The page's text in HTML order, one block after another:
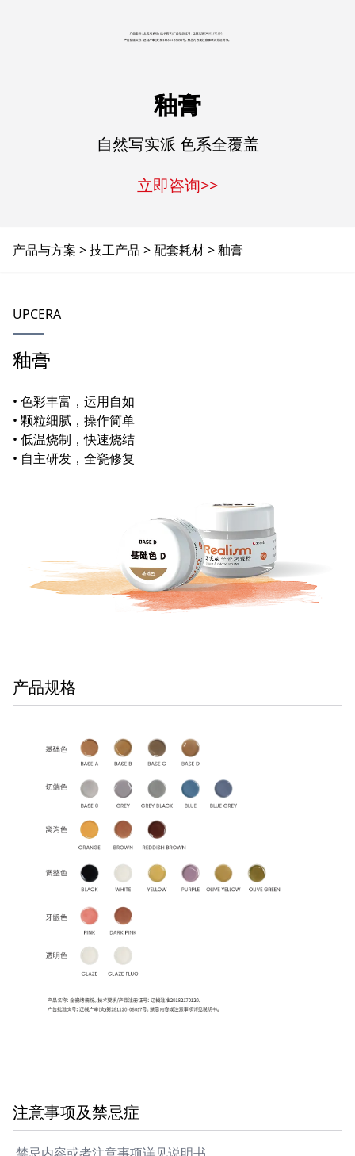
釉膏
自然写实派 色系全覆盖
立即咨询>>
产品与方案 技工产品 配套耗材 釉膏
UPCERA
釉膏
• 色彩丰富，运用自如
• 颗粒细腻，操作简单
• 低温烧制，快速烧结
• 自主研发，全瓷修复
产品规格
注意事项及禁忌症
禁忌内容或者注意事项详见说明书